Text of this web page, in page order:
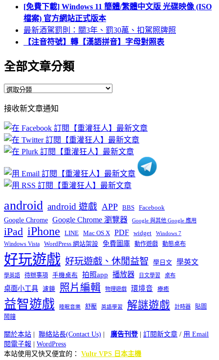
[免費下載] Windows 11 簡體/繁體中文版 光碟映像 (ISO
檔案) 官方網站正式版本
最新酒駕罰則：關3年、罰30萬、扣駕照牌照
【注音符號】轉【漢語拼音】字母對照表
全部文章分類
全
文
章
分
類
接收新文章通知
android android 遊戲 APP BBS Facebook
Google Chrome Google Chrome 瀏覽器 Google 與其他 Google 應用
iPad iPhone LINE Mac OS X PDF widget Windows 7
Windows Vista WordPress 網站架設 免費圖庫 動作遊戲 動態桌布
好玩遊戲 好玩遊戲、休閒益智 學日文 學英文
學英語 待辦事項 手機桌布 拍照app 播放器 日文學習 桌布
桌面小工具 濾鏡 照片編輯 物理遊戲 環境音 療癒
益智遊戲 睡眠音樂 舒壓 英語學習 解謎遊戲 計時器
貼圖
鬧鐘
關於本站 | 聯絡站長(Contact Us) | 廣告刊登| 訂閱新文章 / 用 Email
閱電子報 | WordPress
本站使用又快又便宜的： Vultr VPS 日本主機